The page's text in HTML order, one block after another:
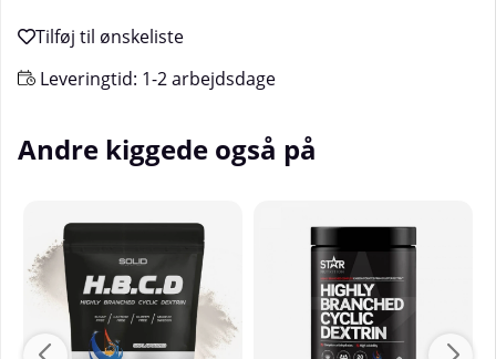
Leveringtid: 1-2 arbejdsdage
Andre kiggede også på